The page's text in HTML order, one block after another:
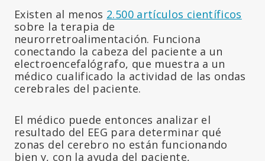
Existen al menos 2.500 artículos científicos
sobre la terapia de
neurorretroalimentación. Funciona
conectando la cabeza del paciente a un
electroencefalógrafo, que muestra a un
médico cualificado la actividad de las ondas
cerebrales del paciente.
El médico puede entonces analizar el
resultado del EEG para determinar qué
zonas del cerebro no están funcionando
bien y, con la ayuda del paciente,